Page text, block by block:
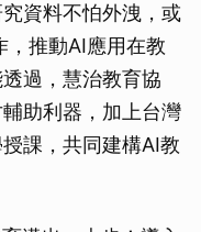
資料不怕外洩，或
，推動AI應用在教
過，慧治教育協
助利器，加上台灣
課，共同建構AI教